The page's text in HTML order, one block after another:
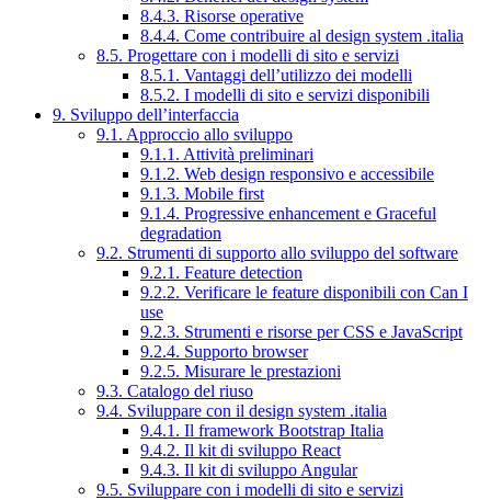
8.4.3. Risorse operative
8.4.4. Come contribuire al design system .italia
8.5. Progettare con i modelli di sito e servizi
8.5.1. Vantaggi dell’utilizzo dei modelli
8.5.2. I modelli di sito e servizi disponibili
9. Sviluppo dell’interfaccia
9.1. Approccio allo sviluppo
9.1.1. Attività preliminari
9.1.2. Web design responsivo e accessibile
9.1.3. Mobile first
9.1.4. Progressive enhancement e Graceful
degradation
9.2. Strumenti di supporto allo sviluppo del software
9.2.1. Feature detection
9.2.2. Verificare le feature disponibili con Can I
use
9.2.3. Strumenti e risorse per CSS e JavaScript
9.2.4. Supporto browser
9.2.5. Misurare le prestazioni
9.3. Catalogo del riuso
9.4. Sviluppare con il design system .italia
9.4.1. Il framework Bootstrap Italia
9.4.2. Il kit di sviluppo React
9.4.3. Il kit di sviluppo Angular
9.5. Sviluppare con i modelli di sito e servizi